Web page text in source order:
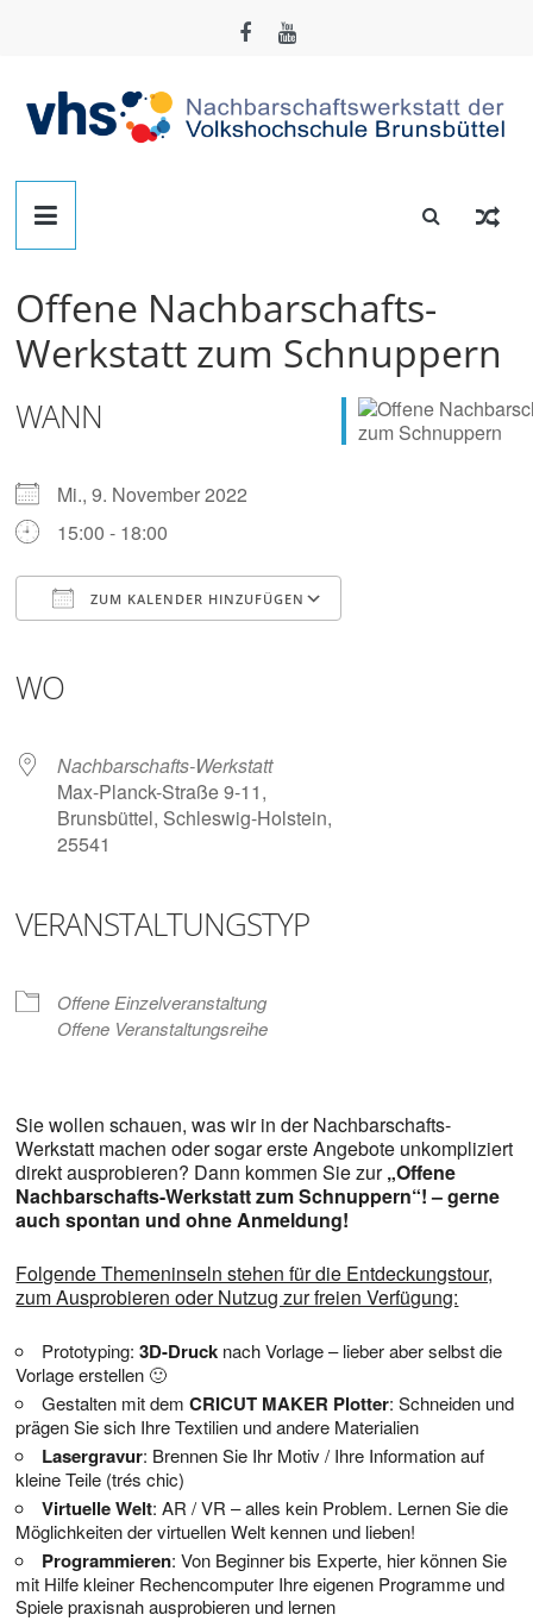
Nachbarschafts-
Werkstatt
Brunsbüttel
Treffpunkt
Tüfteln,
Digitalisieren
Klönen
Offene Nachbarschafts-
Werkstatt zum Schnuppern
WANN
Mi., 9. November 2022
15:00 - 18:00
ZUM KALENDER HINZUFÜGEN
WO
Nachbarschafts-Werkstatt
Max-Planck-Straße 9-11,
Brunsbüttel, Schleswig-Holstein,
25541
VERANSTALTUNGSTYP
Offene Einzelveranstaltung
Offene Veranstaltungsreihe
Sie wollen schauen, was wir in der Nachbarschafts-
Werkstatt machen oder sogar erste Angebote unkompliziert
direkt ausprobieren? Dann kommen Sie zur„Offene
Nachbarschafts-Werkstatt zum Schnuppern“! – gerne
auch spontan und ohne Anmeldung!
Folgende Themeninseln stehen für die Entdeckungstour,
zum Ausprobieren oder Nutzug zur freien Verfügung:
Prototyping:3D-Druck nach Vorlage – lieber aber selbst die
Vorlage erstellen 🙂
Gestalten mit demCRICUT MAKER Plotter: Schneiden und
prägen Sie sich Ihre Textilien und andere Materialien
Lasergravur: Brennen Sie Ihr Motiv / Ihre Information auf
kleine Teile (trés chic)
Virtuelle Welt: AR / VR – alles kein Problem. Lernen Sie die
Möglichkeiten der virtuellen Welt kennen und lieben!
Programmieren: Von Beginner bis Experte, hier können Sie
mit Hilfe kleiner Rechencomputer Ihre eigenen Programme und
Spiele praxisnah ausprobieren und lernen